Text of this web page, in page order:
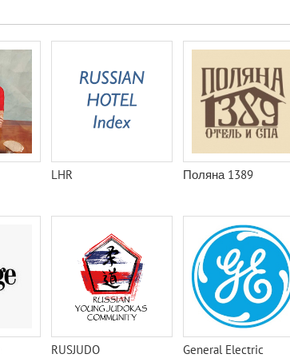
LHR Поляна 1389
RUSJUDO General Electric